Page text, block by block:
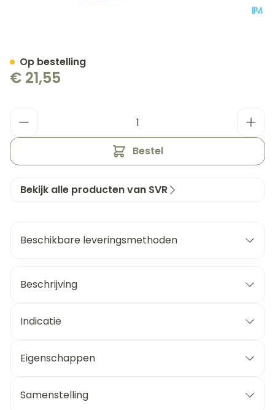
€ 21,55
Bestel
Op bestelling
Bekijk alle producten van SVR
Beschikbare leveringsmethoden
Beschrijving
Indicatie
Eigenschappen
Samenstelling